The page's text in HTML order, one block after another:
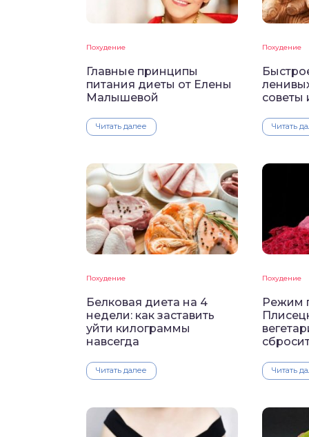
Похудение
Главные принципы
питания диеты от Елены
Малышевой
Читать далее
Похудение
советы
Читать
Похудение
Белковая диета на 4
недели: как заставить
уйти килограммы
навсегда
Читать далее
Похудение
Режим
Читать